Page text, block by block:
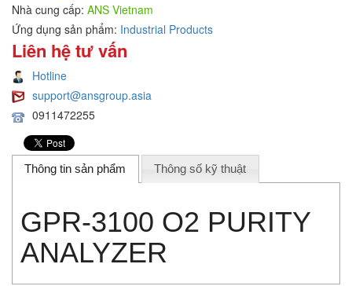
Nhà cung cấp: ANS Vietnam
Ứng dụng sản phẩm: Industrial Products
Liên hệ tư vấn
Hotline
support@ansgroup.asia
0911472255
Thông tin sản phẩm Thông số kỹ thuật
GPR-3100 O2 PURITY
ANALYZER